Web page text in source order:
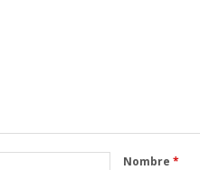
Nombre *